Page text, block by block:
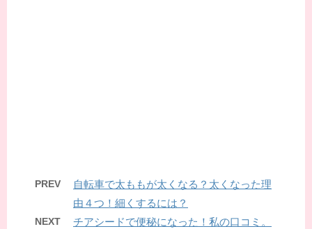
PREV
自転車で太ももが太くなる？太くなった理
由４つ！細くするには？
NEXT
チアシードで便秘になった！私の口コミ。